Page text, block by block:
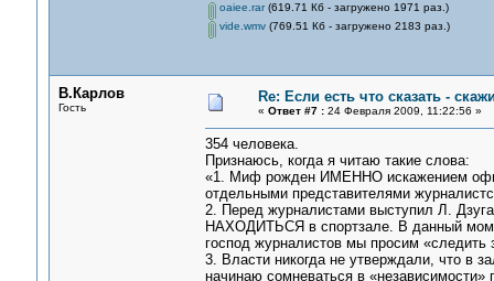
oaiee.rar(619.71 Кб - загружено 1971 раз.)
vide.wmv(769.51 Кб - загружено 2183 раз.)
В.Карлов
Гость
Re: Если есть что сказать -
« Ответ #7 :24 Февраля 2009, 11:22:56 »
354 человека.
Признаюсь, когда я читаю такие слова:
«1. Миф рожден ИМЕННО искажением
отдельными представителями
2. Перед журналистами выступил Л.
НАХОДИТЬСЯ в спортзале. В данный
господ журналистов мы просим «следить
3. Власти никогда не утверждали, что в
начинаю сомневаться в «независимости»